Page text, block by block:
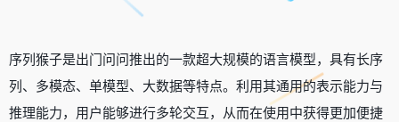
序列猴子是出门问问推出的一款超大规模的语言模型，具有长序
列、多模态、单模型、大数据等特点。利用其通用的表示能力与
推理能力，用户能够进行多轮交互，从而在使用中获得更加便捷